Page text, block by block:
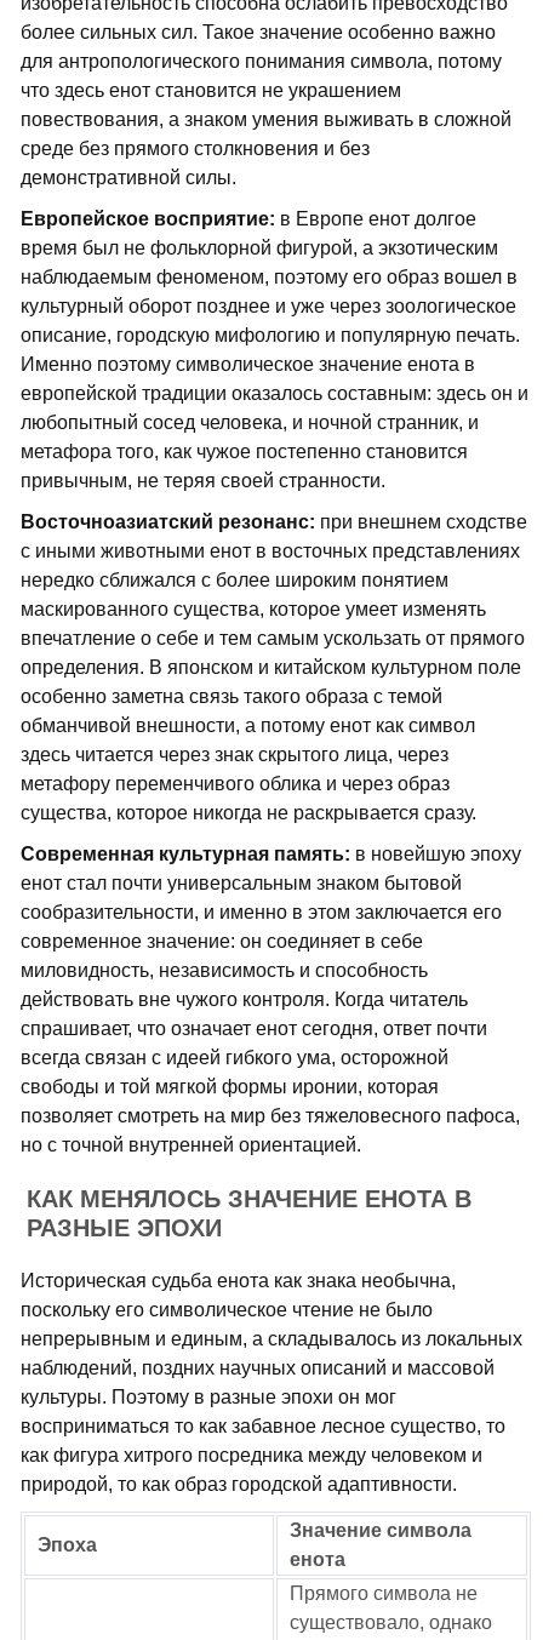
более сильных сил. Такое значение особенно важно
для антропологического понимания символа, потому
что здесь енот становится не украшением
повествования, а знаком умения выживать в сложной
среде без прямого столкновения и без
демонстративной силы.
Европейское восприятие: в Европе енот долгое
время был не фольклорной фигурой, а экзотическим
наблюдаемым феноменом, поэтому его образ вошел в
культурный оборот позднее и уже через зоологическое
описание, городскую мифологию и популярную печать.
Именно поэтому символическое значение енота в
европейской традиции оказалось составным: здесь он и
любопытный сосед человека, и ночной странник, и
метафора того, как чужое постепенно становится
привычным, не теряя своей странности.
Восточноазиатский резонанс: при внешнем сходстве
с иными животными енот в восточных представлениях
нередко сближался с более широким понятием
маскированного существа, которое умеет изменять
впечатление о себе и тем самым ускользать от прямого
определения. В японском и китайском культурном поле
особенно заметна связь такого образа с темой
обманчивой внешности, а потому енот как символ
здесь читается через знак скрытого лица, через
метафору переменчивого облика и через образ
существа, которое никогда не раскрывается сразу.
Современная культурная память: в новейшую эпоху
енот стал почти универсальным знаком бытовой
сообразительности, и именно в этом заключается его
современное значение: он соединяет в себе
миловидность, независимость и способность
действовать вне чужого контроля. Когда читатель
спрашивает, что означает енот сегодня, ответ почти
всегда связан с идеей гибкого ума, осторожной
свободы и той мягкой формы иронии, которая
позволяет смотреть на мир без тяжеловесного пафоса,
но с точной внутренней ориентацией.
КАК МЕНЯЛОСЬ ЗНАЧЕНИЕ ЕНОТА В
РАЗНЫЕ ЭПОХИ
Историческая судьба енота как знака необычна,
поскольку его символическое чтение не было
непрерывным и единым, а складывалось из локальных
наблюдений, поздних научных описаний и массовой
культуры. Поэтому в разные эпохи он мог
восприниматься то как забавное лесное существо, то
как фигура хитрого посредника между человеком и
природой, то как образ городской адаптивности.
Эпоха
Значение символа
енота
Прямого символа не
существовало, однако